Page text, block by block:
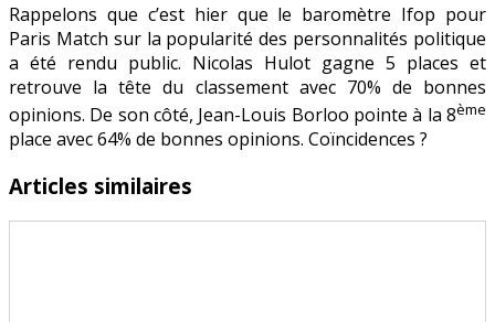
Rappelons que c’est hier que le baromètre Ifop pour
Paris Match sur la popularité des personnalités politique
a été rendu public. Nicolas Hulot gagne 5 places et
retrouve la tête du classement avec 70% de bonnes
opinions. De son côté, Jean-Louis Borloo pointe à la 8ème
place avec 64% de bonnes opinions. Coïncidences ?
Articles similaires